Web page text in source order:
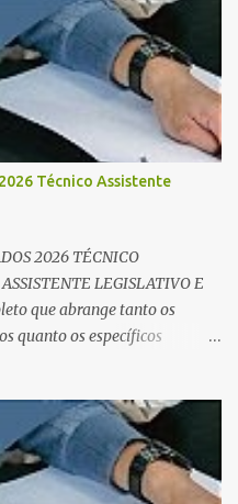
sem ler o edital. A dica
. Liste todos os tópicos e
/ Questões). Isso evita que
e garante que você
Palavras-chave para o seu
Técnica Pomodoro
(Português, RLM e
Espaç...
Técnico Assistente
2026 TÉCNICO
LEGISLATIVO E
que abrange tanto os
quanto os específicos
(Processo Legislativo e
oportunidades do ano.
qualquer área, o certame
que ultrapassam os R$ 30